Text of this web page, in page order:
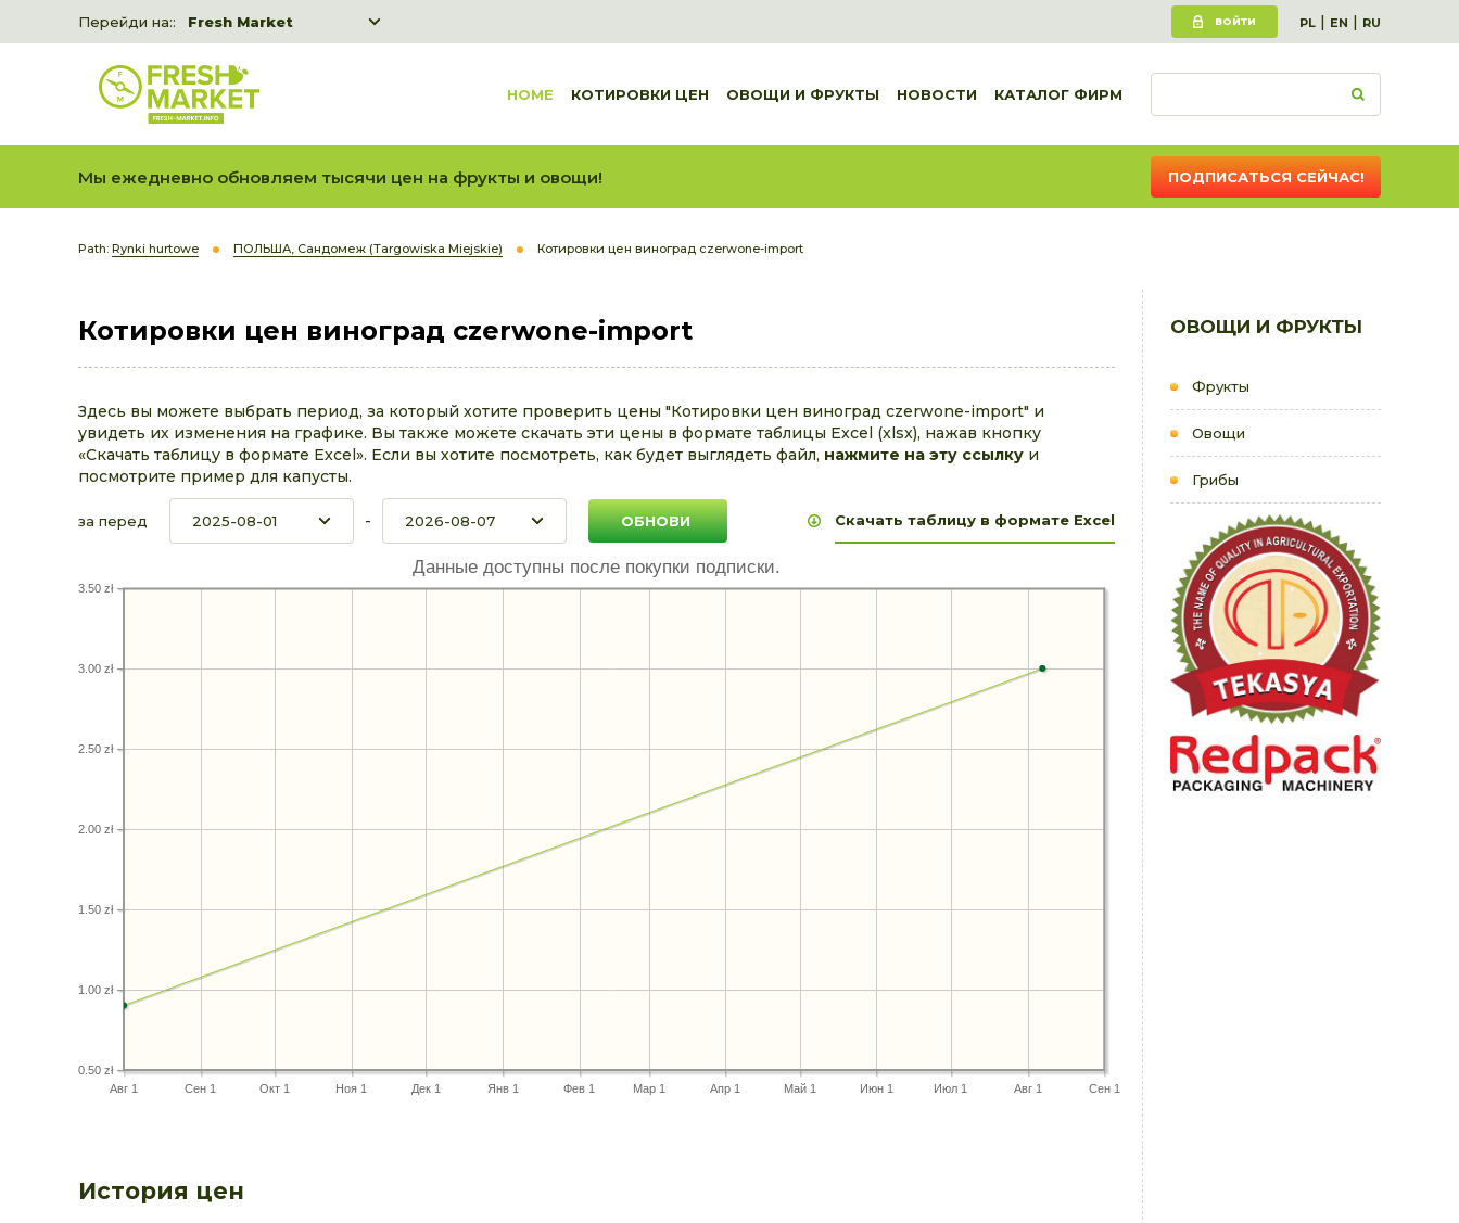
Перейди на::
Fresh Market
Fresh Market event B2B
ВОЙТИ PL | EN | RU
HOME КОТИРОВКИ ЦЕН ОВОЩИ И ФРУКТЫ НОВОСТИ КАТАЛОГ ФИРМ
Мы ежедневно обновляем тысячи цен на фрукты и овощи! ПОДПИСАТЬСЯ СЕЙЧАС!
Path: Rynki hurtowe ПОЛЬША, Сандомеж (Targowiska Miejskie) Котировки цен виноград czerwone-import
ОВОЩИ И ФРУКТЫ
Фрукты
Овощи
Грибы
Котировки цен виноград czerwone-import
Здесь вы можете выбрать период, за который хотите проверить цены "Котировки цен виноград czerwone-import" и
увидеть их изменения на графике. Вы также можете скачать эти цены в формате таблицы Excel (xlsx), нажав кнопку
«Скачать таблицу в формате Excel». Если вы хотите посмотреть, как будет выглядеть файл, нажмите на эту ссылку и
посмотрите пример для капусты.
за перед - Скачать таблицу в формате Excel
Данные доступны после покупки подписки.
Авг 1 Сен 1 Окт 1 Ноя 1 Дек 1 Янв 1 Фев 1 Мар 1 Апр 1 Май 1 Июн 1 Июл 1 Авг 1 Сен 1
0.50 zł
1.00 zł
1.50 zł
2.00 zł
2.50 zł
3.00 zł
3.50 zł
История цен